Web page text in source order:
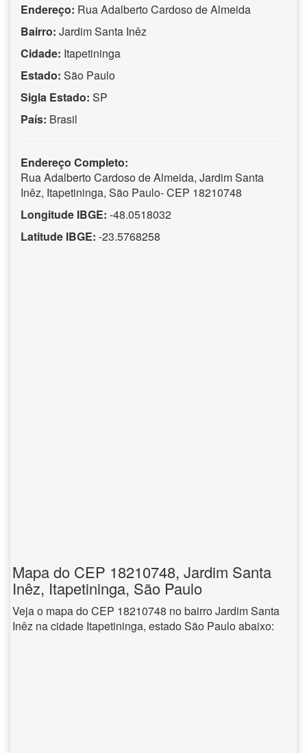
Endereço: Rua Adalberto Cardoso de Almeida
Bairro: Jardim Santa Inêz
Cidade: Itapetininga
Estado: São Paulo
Sigla Estado: SP
País: Brasil
Endereço Completo:
Rua Adalberto Cardoso de Almeida, Jardim Santa
Inêz, Itapetininga, São Paulo- CEP 18210748
Longitude IBGE: -48.0518032
Latitude IBGE: -23.5768258
Mapa do CEP 18210748, Jardim Santa
Inêz, Itapetininga, São Paulo
Veja o mapa do CEP 18210748 no bairro Jardim Santa
Inêz na cidade Itapetininga, estado São Paulo abaixo: